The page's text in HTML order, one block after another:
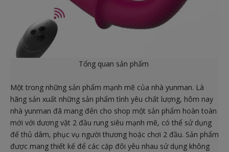
Tổng quan sản phẩm
Một trong những sản phẩm mạnh mẽ của nhà yunman. Là
hãng sản xuất những sản phẩm tình yêu chất lượng, hôm nay
nhà yunman đã mang đến cho shop một sản phẩm hoàn toàn
mới với dương vật 2 đầu rung siêu mạnh mẽ, có thể sử dụng
để thủ dâm, phục vụ người thương hoặc chơi 2 đầu. Sản phẩm
được mang thiết kế để các cặp đôi yêu nhau sử dụng không